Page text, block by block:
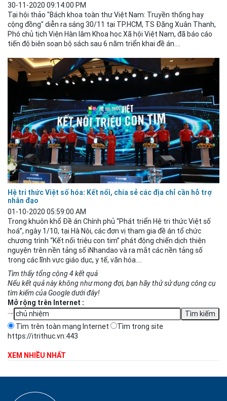
30-11-2020 09:14:00 PM
Tại hội thảo "Bách khoa toàn thư Việt Nam: Truyền thống hay
cộng đồng" diễn ra sáng 30/11 tại TP.HCM, TS Đặng Xuân Thanh,
Phó chủ tịch Viện Hàn lâm Khoa học Xã hội Việt Nam, đã báo cáo
tiến độ biên soạn bộ sách sau 6 năm triển khai đề án....
Hệ tri thức Việt số hóa: Kết nối, chia sẻ các địa chỉ cần hỗ trợ
nhân đạo
01-10-2020 05:59:00 AM
Trong khuôn khổ Đề án Chính phủ “Phát triển Hệ tri thức Việt số
hoá”, ngày 1/10, tại Hà Nội, các đơn vị tham gia đề án tổ chức
chương trình “Kết nối triệu con tim” phát động chiến dịch thiện
nguyện trên nền tảng số iNhandao và ra mắt các nền tảng số
trong các lĩnh vực giáo dục, y tế, văn hóa....
Tìm thấy tổng cộng 4 kết quả
Nếu kết quả này không như mong đợi, bạn hãy thử sử dụng công cụ
tìm kiếm của Google dưới đây!
Mở rộng trên Internet :
Tìm trên toàn mạng Internet
Tìm trong site
https://itrithuc.vn:443
XEM NHIỀU NHẤT